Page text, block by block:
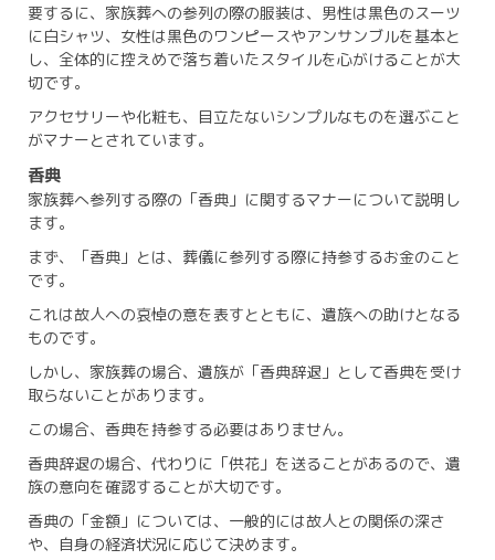
要するに、家族葬への参列の際の服装は、男性は黒色のスーツ
に白シャツ、女性は黒色のワンピースやアンサンブルを基本と
し、全体的に控えめで落ち着いたスタイルを心がけることが大
切です。
アクセサリーや化粧も、目立たないシンプルなものを選ぶこと
がマナーとされています。
香典
家族葬へ参列する際の「香典」に関するマナーについて説明し
ます。
まず、「香典」とは、葬儀に参列する際に持参するお金のこと
です。
これは故人への哀悼の意を表すとともに、遺族への助けとなる
ものです。
しかし、家族葬の場合、遺族が「香典辞退」として香典を受け
取らないことがあります。
この場合、香典を持参する必要はありません。
香典辞退の場合、代わりに「供花」を送ることがあるので、遺
族の意向を確認することが大切です。
香典の「金額」については、一般的には故人との関係の深さ
や、自身の経済状況に応じて決めます。